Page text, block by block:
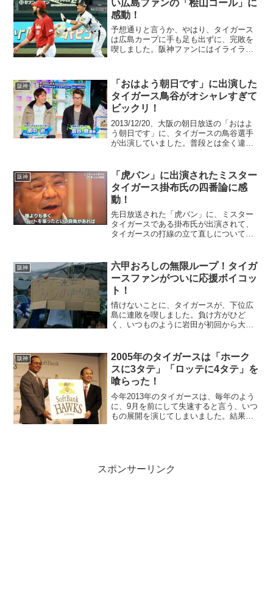
い広島ファンの「桧山コール」に
感動！
予想通りと言うか、やはり、タイガース
は広島カープに手も足も出ずに、完敗を
喫しました。阪神ファンにはイライラし
巻き込んでくれました。桧山選手が現役
最終打席で、あのミコライ...
阪神
「おはよう朝日です」に出演した
タイガース鳥谷がオシャレすぎて
ビックリ！
2013/12/20、大阪の朝日放送の「おはよ
う朝日です」に、タイガースの鳥谷選手
が出演していました。普段とは全く違う
した。「おはよう朝日です」は、関西で
は朝の番組と...
阪神
「虎バン」に出演されたミスター
タイガース掛布氏の四番論に感
動！
先日放送された「虎バン」に、ミスター
タイガースである掛布氏が出演されて、
タイガースの打線の立て直しについて持
ース掛布氏が、打撃アドバイザーとして
タイガースに復帰します。...
阪神
六甲おろしの無限ループ！タイガ
ースファンがついに応援ボイコッ
ト！
情けないことに、タイガースが、下位広
島に連敗を喫しました。負け方がひど
く、いつものように岩田が初回から大量
休みにこんな試合を見せられて、9回裏の
攻撃で阪神ファンの怒りが...
阪神
2005年のタイガースは「ホーク
スに3タテ」「ロッテに4タテ」を
喰らった！
今年2013年のタイガースは、毎年のよう
に、9月を前にして失速すると言う、いつ
もの展開を演じてしまいました。結果は
スポンサーリンク